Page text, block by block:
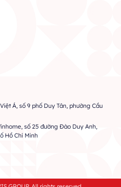
Á, số 9 phố Duy Tân, phường Cầu
số 25 đường Đào Duy Anh,
Hồ Chí Minh